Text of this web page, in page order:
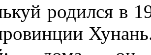
родился в